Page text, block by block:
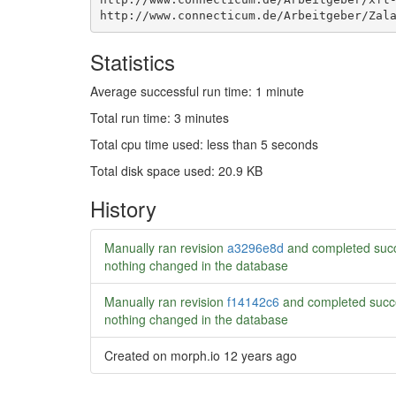
http://www.connecticum.de/Arbeitgeber/
Statistics
Average successful run time: 1 minute
Total run time: 3 minutes
Total cpu time used: less than 5 seconds
Total disk space used: 20.9 KB
History
Manually ran revision a3296e8d and completed
nothing changed in the database
Manually ran revision f14142c6 and completed
nothing changed in the database
Created on morph.io 12 years ago